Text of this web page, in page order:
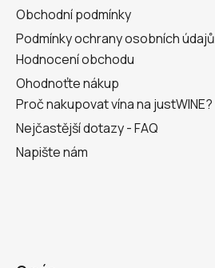
Obchodní podmínky
Podmínky ochrany osobních údajů
Hodnocení obchodu
Ohodnoťte nákup
Proč nakupovat vína na justWINE?
Nejčastější dotazy - FAQ
Napište nám